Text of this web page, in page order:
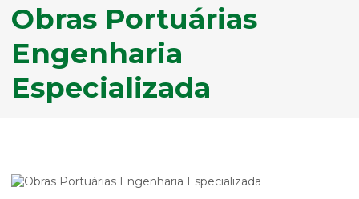
Obras Portuárias
Engenharia
Especializada